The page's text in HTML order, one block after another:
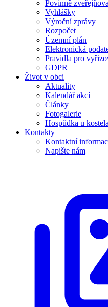
Povinně
Vyhlášky
Výroční zprávy
Rozpočet
Územní plán
Elektronická
Pravidla pro
GDPR
Život v obci
Aktuality
Kalendář akcí
Články
Fotogalerie
Hospůdka u kostela
Kontakty
Kontaktní
Napište nám